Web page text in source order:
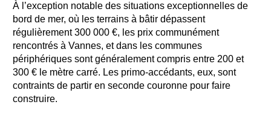
À l’exception notable des situations exceptionnelles de
bord de mer, où les terrains à bâtir dépassent
régulièrement 300 000 €, les prix communément
rencontrés à Vannes, et dans les communes
périphériques sont généralement compris entre 200 et
300 € le mètre carré. Les primo-accédants, eux, sont
contraints de partir en seconde couronne pour faire
construire.